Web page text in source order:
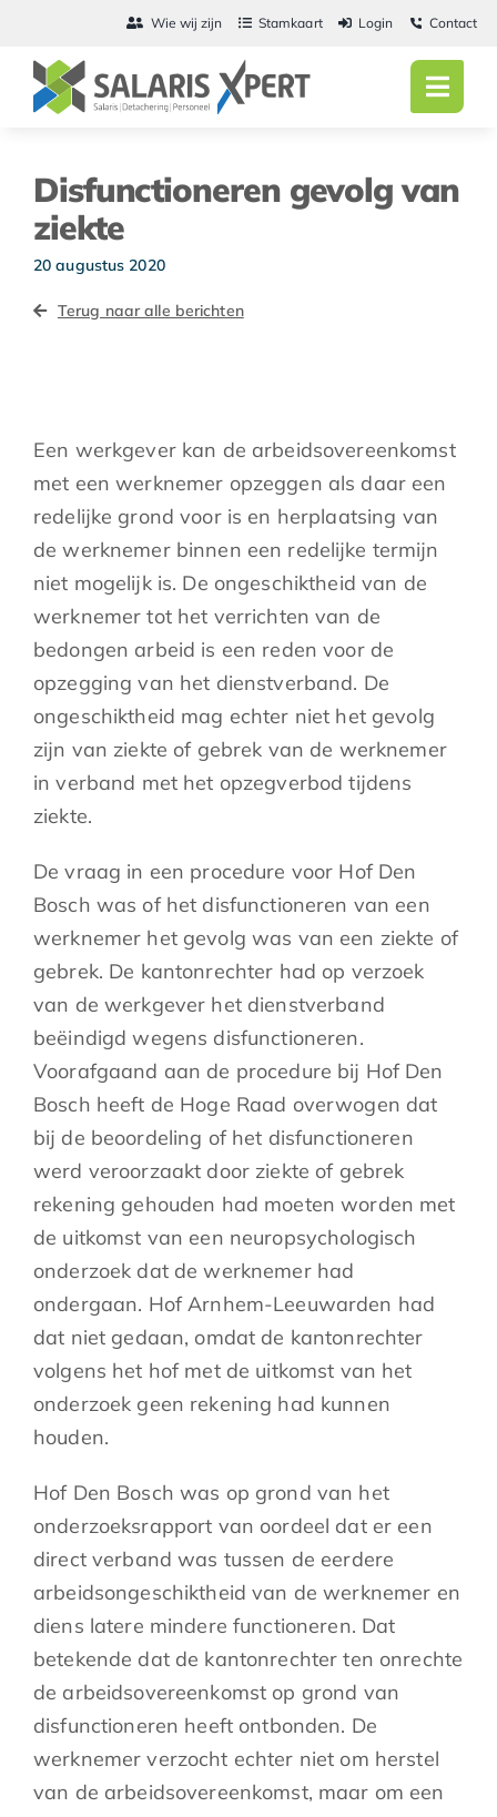
inhoud
Wie wij zijn Stamkaart Login Contact
Actueel
Disfunctioneren gevolg van
ziekte
20 augustus 2020
Terug naar alle berichten
Een werkgever kan de arbeidsovereenkomst
met een werknemer opzeggen als daar een
redelijke grond voor is en herplaatsing van
de werknemer binnen een redelijke termijn
niet mogelijk is. De ongeschiktheid van de
werknemer tot het verrichten van de
bedongen arbeid is een reden voor de
opzegging van het dienstverband. De
ongeschiktheid mag echter niet het gevolg
zijn van ziekte of gebrek van de werknemer
in verband met het opzegverbod tijdens
ziekte.
De vraag in een procedure voor Hof Den
Bosch was of het disfunctioneren van een
werknemer het gevolg was van een ziekte of
gebrek. De kantonrechter had op verzoek
van de werkgever het dienstverband
beëindigd wegens disfunctioneren.
Voorafgaand aan de procedure bij Hof Den
Bosch heeft de Hoge Raad overwogen dat
bij de beoordeling of het disfunctioneren
werd veroorzaakt door ziekte of gebrek
rekening gehouden had moeten worden met
de uitkomst van een neuropsychologisch
onderzoek dat de werknemer had
ondergaan. Hof Arnhem-Leeuwarden had
dat niet gedaan, omdat de kantonrechter
volgens het hof met de uitkomst van het
onderzoek geen rekening had kunnen
houden.
Hof Den Bosch was op grond van het
onderzoeksrapport van oordeel dat er een
direct verband was tussen de eerdere
arbeidsongeschiktheid van de werknemer en
diens latere mindere functioneren. Dat
betekende dat de kantonrechter ten onrechte
de arbeidsovereenkomst op grond van
disfunctioneren heeft ontbonden. De
werknemer verzocht echter niet om herstel
van de arbeidsovereenkomst, maar om een